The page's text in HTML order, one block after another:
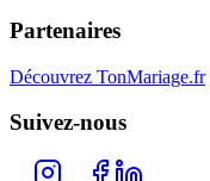
Partenaires
Découvrez TonMariage.fr
Suivez-nous